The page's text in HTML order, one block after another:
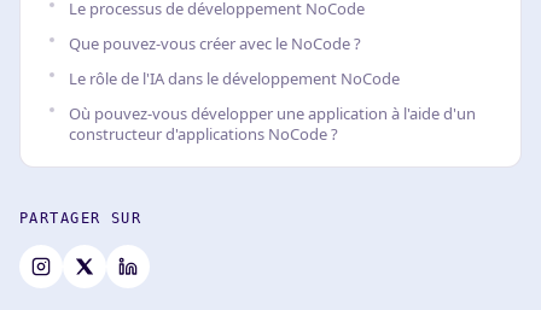
Le processus de développement NoCode
Que pouvez-vous créer avec le NoCode ?
Le rôle de l'IA dans le développement NoCode
Où pouvez-vous développer une application à l'aide d'un
constructeur d'applications NoCode ?
PARTAGER SUR